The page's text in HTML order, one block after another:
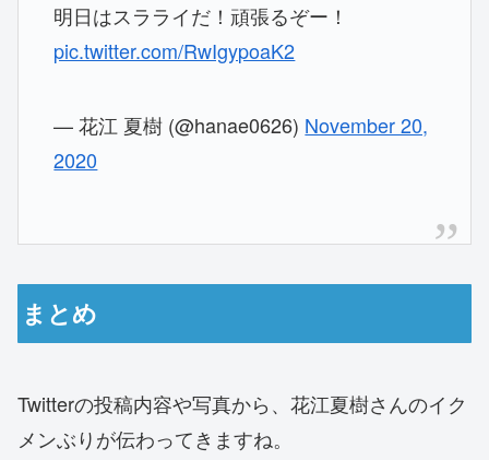
明日はスラライだ！頑張るぞー！
pic.twitter.com/RwIgypoaK2
— 花江 夏樹 (@hanae0626) November 20,
2020
まとめ
Twitterの投稿内容や写真から、花江夏樹さんのイク
メンぶりが伝わってきますね。